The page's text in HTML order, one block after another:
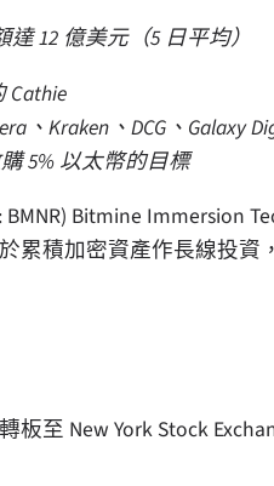
12 億美元（5 日平均）
Cathie
、Kraken、DCG、Galaxy
5% 以太幣的目標
Bitmine Immersion
累積加密資產作長線投資
板至 New York Stock